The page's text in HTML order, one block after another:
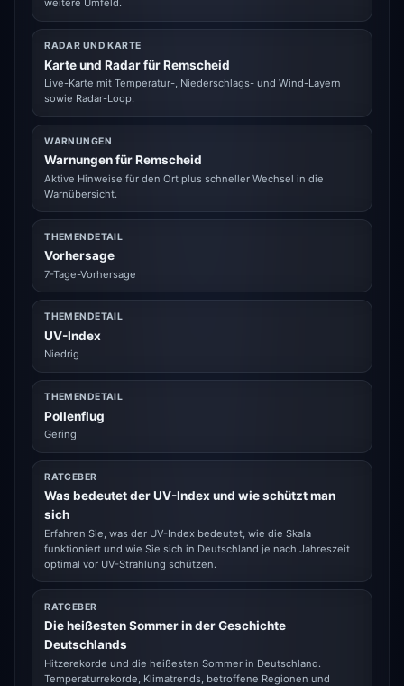
weitere Umfeld.
RADAR UND KARTE
Karte und Radar für Remscheid
Live-Karte mit Temperatur-, Niederschlags- und Wind-Layern
sowie Radar-Loop.
WARNUNGEN
Warnungen für Remscheid
Aktive Hinweise für den Ort plus schneller Wechsel in die
Warnübersicht.
THEMENDETAIL
Vorhersage
7-Tage-Vorhersage
THEMENDETAIL
UV-Index
Niedrig
THEMENDETAIL
Pollenflug
Gering
RATGEBER
Was bedeutet der UV-Index und wie schützt man
sich
Erfahren Sie, was der UV-Index bedeutet, wie die Skala
funktioniert und wie Sie sich in Deutschland je nach Jahreszeit
optimal vor UV-Strahlung schützen.
RATGEBER
Die heißesten Sommer in der Geschichte
Deutschlands
Hitzerekorde und die heißesten Sommer in Deutschland.
Temperaturrekorde, Klimatrends, betroffene Regionen und